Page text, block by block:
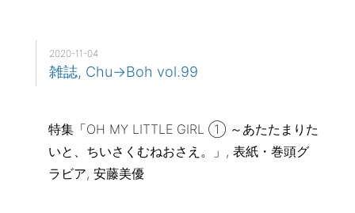
2020-11-04
雑誌, Chu→Boh vol.99
特集「OH MY LITTLE GIRL ① ～あたたまりた
いと、ちいさくむねおさえ。」, 表紙・巻頭グ
ラビア, 安藤美優